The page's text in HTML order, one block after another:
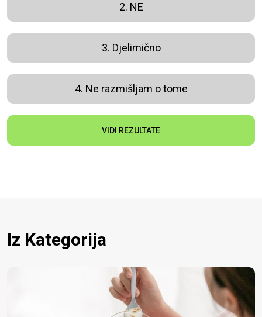
2. NE
3. Djelimično
4. Ne razmišljam o tome
VIDI REZULTATE
Iz Kategorija